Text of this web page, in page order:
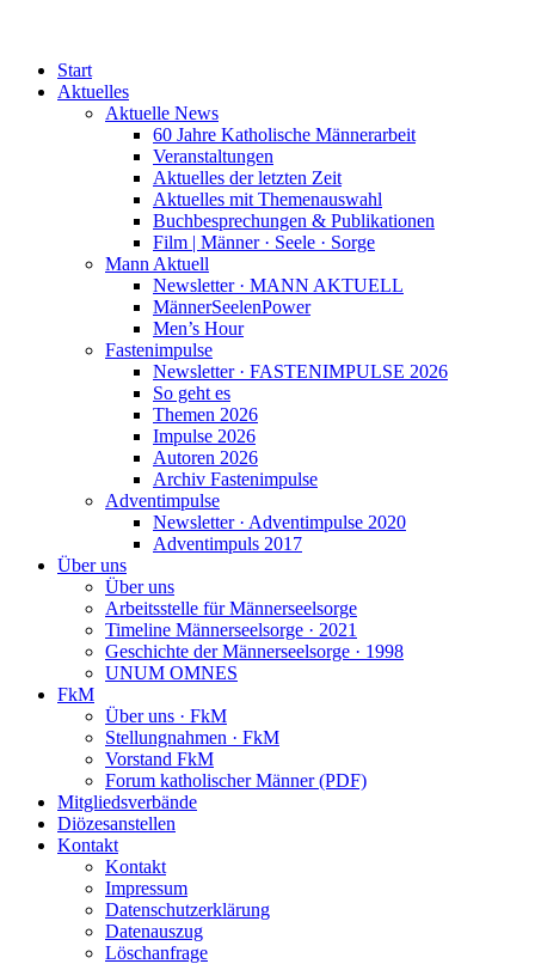
Start
Aktuelles
Aktuelle News
60 Jahre Katholische Männerarbeit
Veranstaltungen
Aktuelles der letzten Zeit
Aktuelles mit Themenauswahl
Buchbesprechungen & Publikationen
Film | Männer · Seele · Sorge
Mann Aktuell
Newsletter · MANN AKTUELL
MännerSeelenPower
Men’s Hour
Fastenimpulse
Newsletter · FASTENIMPULSE 2026
So geht es
Themen 2026
Impulse 2026
Autoren 2026
Archiv Fastenimpulse
Adventimpulse
Newsletter · Adventimpulse 2020
Adventimpuls 2017
Über uns
Über uns
Arbeitsstelle für Männerseelsorge
Timeline Männerseelsorge · 2021
Geschichte der Männerseelsorge · 1998
UNUM OMNES
FkM
Über uns · FkM
Stellungnahmen · FkM
Vorstand FkM
Forum katholischer Männer (PDF)
Mitgliedsverbände
Diözesanstellen
Kontakt
Kontakt
Impressum
Datenschutzerklärung
Datenauszug
Löschanfrage